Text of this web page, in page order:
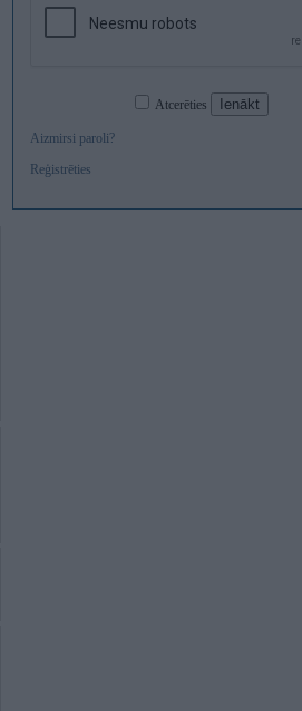
Atcerēties
Aizmirsi paroli?
Reģistrēties